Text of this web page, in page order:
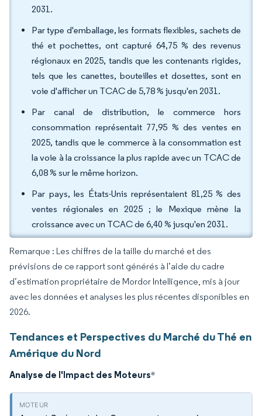
2031.
Par type d'emballage, les formats flexibles, sachets de
thé et pochettes, ont capturé 64,75 % des revenus
régionaux en 2025, tandis que les contenants rigides,
tels que les canettes, bouteilles et dosettes, sont en
voie d'afficher un TCAC de 5,78 % jusqu'en 2031.
Par canal de distribution, le commerce hors
consommation représentait 77,95 % des ventes en
2025, tandis que le commerce à la consommation est
la voie à la croissance la plus rapide avec un TCAC de
6,08 % sur le même horizon.
Par pays, les États-Unis représentaient 81,25 % des
ventes régionales en 2025 ; le Mexique mène la
croissance avec un TCAC de 6,40 % jusqu'en 2031.
Remarque : Les chiffres de la taille du marché et des
prévisions de ce rapport sont générés à l’aide du cadre
d’estimation propriétaire de Mordor Intelligence, mis à jour
avec les données et analyses les plus récentes disponibles en
2026.
Tendances et Perspectives du Marché du Thé en
Amérique du Nord
Analyse de l'Impact des Moteurs*